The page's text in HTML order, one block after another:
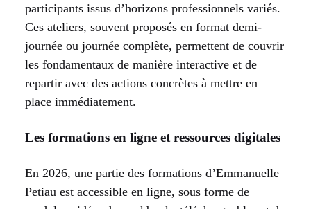
participants issus d’horizons professionnels variés.
Ces ateliers, souvent proposés en format demi-
journée ou journée complète, permettent de couvrir
les fondamentaux de manière interactive et de
repartir avec des actions concrètes à mettre en
place immédiatement.
Les formations en ligne et ressources digitales
En 2026, une partie des formations d’Emmanuelle
Petiau est accessible en ligne, sous forme de